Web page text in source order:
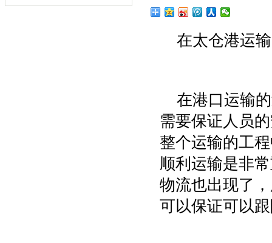
在太仓港运
在港口运输
需要保证人员
整个运输的工
顺利运输是非
物流也出现了
可以保证可以